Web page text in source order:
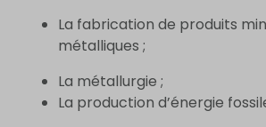
La fabrication de produits
métalliques ;
La métallurgie ;
La production d’énergie